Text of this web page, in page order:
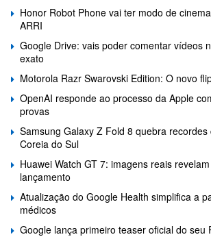
Honor Robot Phone vai ter modo de
ARRI
Google Drive: vais poder comentar vídeos
exato
Motorola Razr Swarovski Edition: O novo
OpenAI responde ao processo da Apple
provas
Samsung Galaxy Z Fold 8 quebra
Coreia do Sul
Huawei Watch GT 7: imagens reais
lançamento
Atualização do Google Health simplifica a
médicos
Google lança primeiro teaser oficial do seu